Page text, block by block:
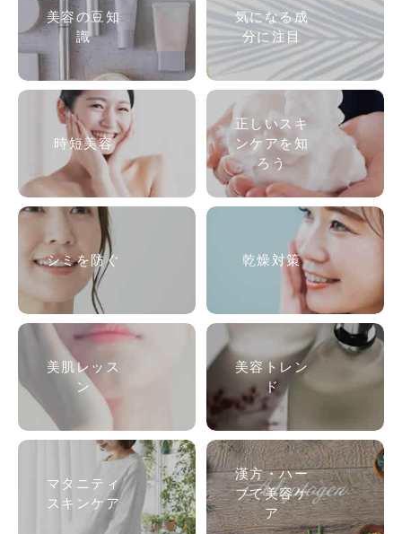
美容の豆知
識
気になる成
分に注目
時短美容
正しいスキ
ンケアを知
ろう
シミを防ぐ 乾燥対策
美肌レッス
ン
美容トレン
ド
マタニティ
スキンケア
漢方・ハー
ブで美容ケ
ア